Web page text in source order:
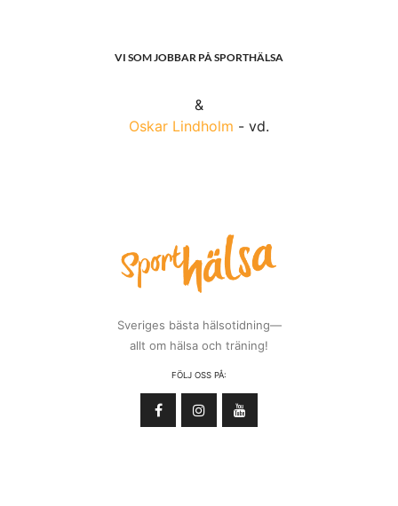
VI SOM JOBBAR PÅ SPORTHÄLSA
&
Oskar Lindholm - vd.
Sveriges bästa hälsotidning—
allt om hälsa och träning!
FÖLJ OSS PÅ: